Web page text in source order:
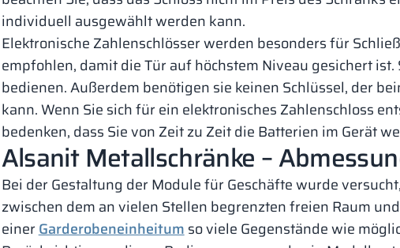
individuell ausgewählt werden kann.
Elektronische Zahlenschlösser werden besonders für
empfohlen, damit die Tür auf höchstem Niveau gesichert
bedienen. Außerdem benötigen sie keinen Schlüssel, der
kann. Wenn Sie sich für ein elektronisches Zahlenschloss
bedenken, dass Sie von Zeit zu Zeit die Batterien im Gerät
Alsanit Metallschränke –
Bei der Gestaltung der Module für Geschäfte wurde
zwischen dem an vielen Stellen begrenzten freien Raum
einerGarderobeneinheitumso viele Gegenstände wie